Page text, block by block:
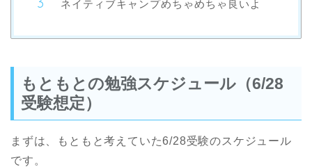
ネイティブキャンプめちゃめちゃ良いよ
もともとの勉強スケジュール（6/28
受験想定）
まずは、もともと考えていた6/28受験のスケジュール
です。